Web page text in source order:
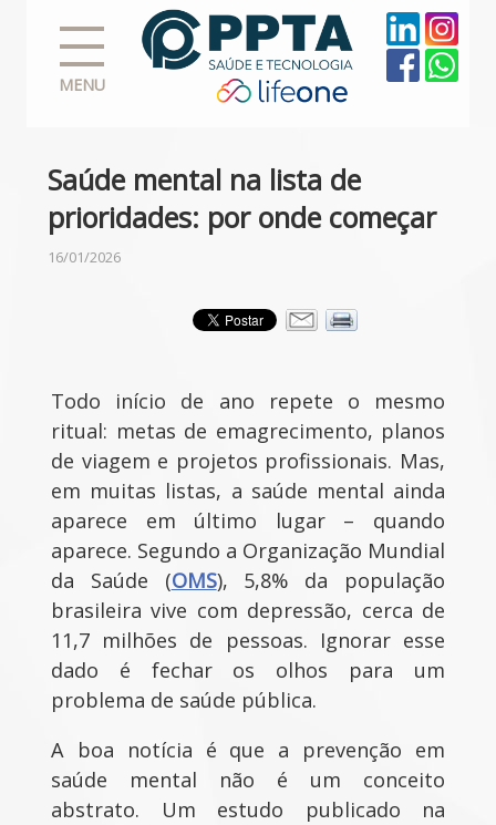
MENU
Saúde mental na lista de
prioridades: por onde começar
16/01/2026
Todo início de ano repete o mesmo
ritual: metas de emagrecimento, planos
de viagem e projetos profissionais. Mas,
em muitas listas, a saúde mental ainda
aparece em último lugar – quando
aparece. Segundo a Organização Mundial
da Saúde (OMS), 5,8% da população
brasileira vive com depressão, cerca de
11,7 milhões de pessoas. Ignorar esse
dado é fechar os olhos para um
problema de saúde pública.
A boa notícia é que a prevenção em
saúde mental não é um conceito
abstrato. Um estudo publicado na